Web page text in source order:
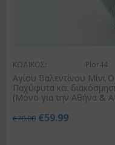
ΚΩΔΙΚΟΣ: Plor44
Αγίου Βαλεντίνου Μίνι
Παχύφυτα και
(Μόνο για την Αθήνα &
€70.00 €59.99